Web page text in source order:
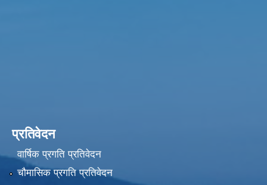
प्रतिवेदन
वार्षिक प्रगति प्रतिवेदन
चौमासिक प्रगति प्रतिवेदन